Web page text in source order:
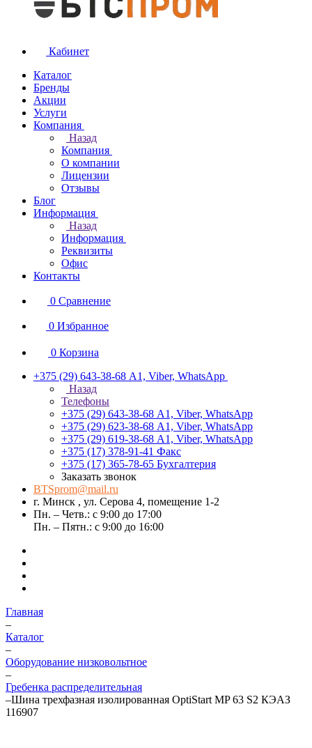
Кабинет
Каталог
Бренды
Акции
Услуги
Компания
Назад
Компания
О компании
Лицензии
Отзывы
Блог
Информация
Назад
Информация
Реквизиты
Офис
Контакты
0 Сравнение
0 Избранное
0 Корзина
+375 (29) 643-38-68 А1, Viber, WhatsApp
Назад
Телефоны
+375 (29) 643-38-68 А1, Viber, WhatsApp
+375 (29) 623-38-68 А1, Viber, WhatsApp
+375 (29) 619-38-68 А1, Viber, WhatsApp
+375 (17) 378-91-41 Факс
+375 (17) 365-78-65 Бухгалтерия
Заказать звонок
BTSprom@mail.ru
г. Минск , ул. Серова 4, помещение 1-2
Пн. – Четв.: с 9:00 до 17:00
Пн. – Пятн.: с 9:00 до 16:00
Главная
–
Каталог
–
Оборудование низковольтное
–
Гребенка распределительная
–Шина трехфазная изолированная OptiStart MP 63 S2 КЭАЗ
116907